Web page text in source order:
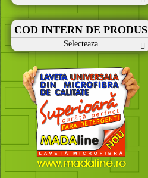
COD INTERN DE PRODUS
Selecteaza